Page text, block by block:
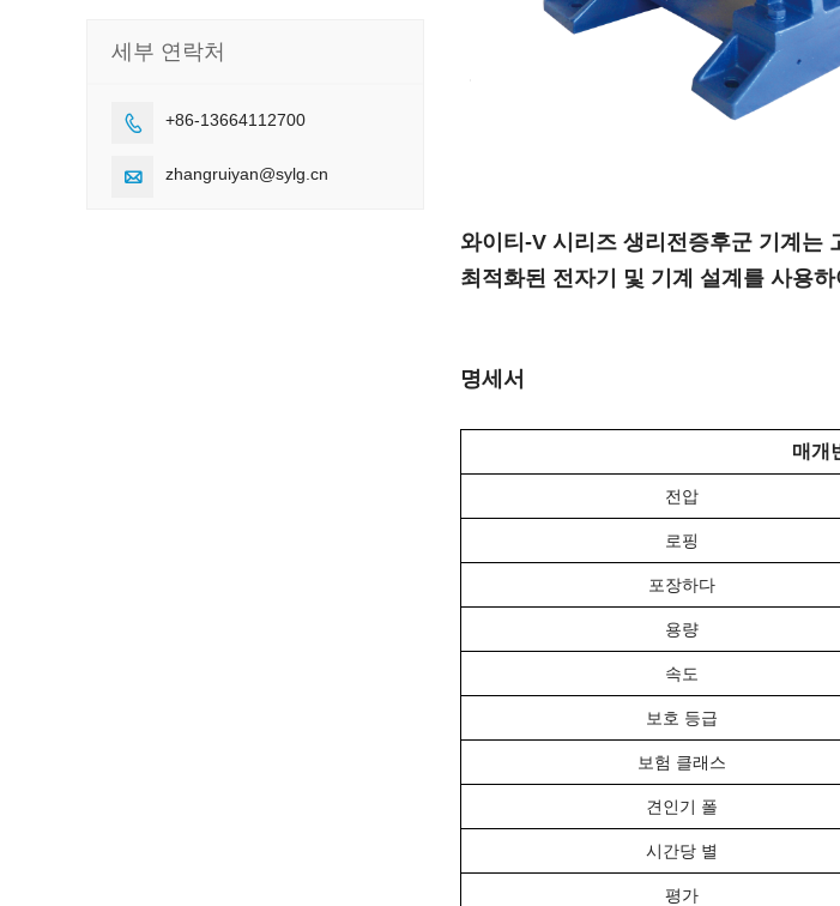
와이티-V 시리즈 생리전증후군 기계는
최적화된 전자기 및 기계 설계를 사용
명세서
매개
전압
로핑
포장하다
용량
속도
보호 등급
보험 클래스
견인기 폴
시간당 별
평가
세부 연락처
 +86-13664112700
 zhangruiyan@sylg.cn